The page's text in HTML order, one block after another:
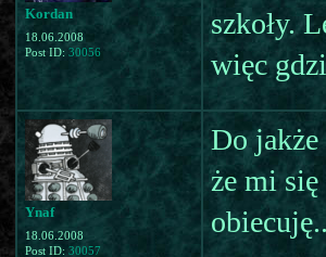
Kordan
18.06.2008
Post ID: 30056
szkoły.
więc
Ynaf
18.06.2008
Post ID: 30057
Do
że mi się